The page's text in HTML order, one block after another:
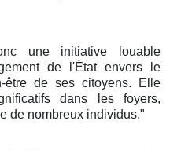
une initiative louable
de l'État envers le
de ses citoyens. Elle
dans les foyers,
de nombreux individus."